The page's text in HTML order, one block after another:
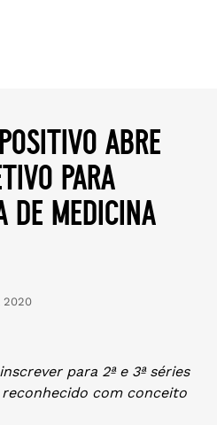
abre
para
medicina
2020
para 2ª e 3ª séries
com conceito